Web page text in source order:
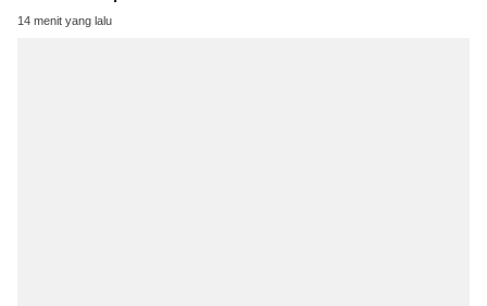
14 menit yang lalu